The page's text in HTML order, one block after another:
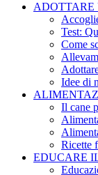
ADOTTARE
Test:
Come
Idee di
Il cane
Ricette
EDUCARE